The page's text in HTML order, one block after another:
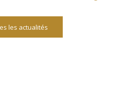
les actualités